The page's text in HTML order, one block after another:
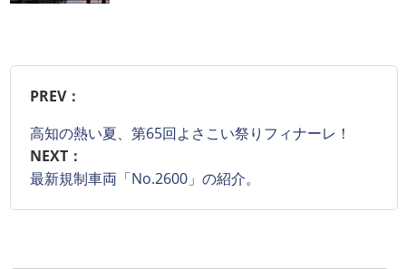
PREV：
高知の熱い夏、第65回よさこい祭りフィナーレ！
NEXT：
最新規制車両「No.2600」の紹介。